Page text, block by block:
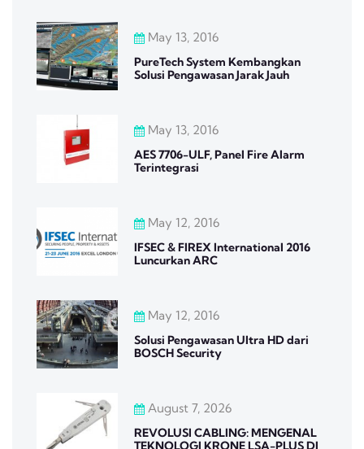
May 13, 2016
PureTech System Kembangkan
Solusi Pengawasan Jarak Jauh
May 13, 2016
AES 7706-ULF, Panel Fire Alarm
Terintegrasi
May 12, 2016
IFSEC & FIREX International 2016
Luncurkan ARC
May 12, 2016
Solusi Pengawasan Ultra HD dari
BOSCH Security
August 7, 2026
REVOLUSI CABLING: MENGENAL
TEKNOLOGI KRONE LSA-PLUS DI